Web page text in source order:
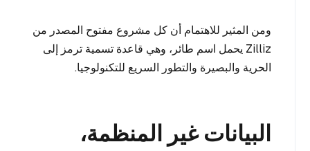
ومن المثير للاهتمام أن كل مشروع مفتوح المصدر من
Zilliz يحمل اسم طائر، وهي قاعدة تسمية ترمز إلى
الحرية والبصيرة والتطور السريع للتكنولوجيا.
البيانات غير المنظمة،